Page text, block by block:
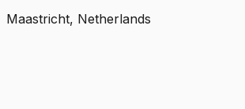
Maastricht, Netherlands